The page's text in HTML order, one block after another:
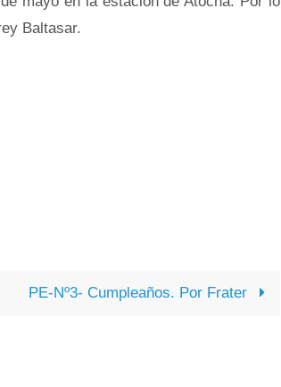
Baltasar.
PE-Nº3- Cumpleaños. Por Frater